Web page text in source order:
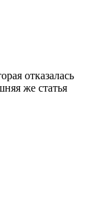
отказалась
же статья